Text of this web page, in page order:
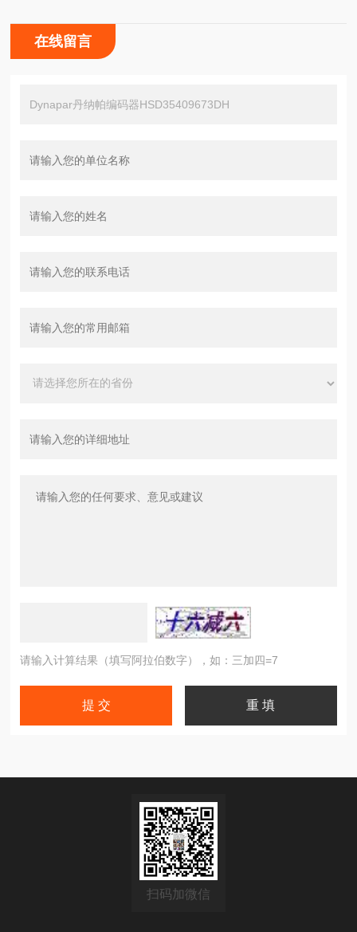
在线留言
请输入计算结果（填写阿拉伯数字），如：三加四=7
扫码加微信